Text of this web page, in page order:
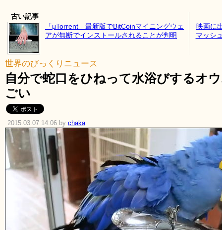
古い記事
「μTorrent」最新版でBitCoinマイニングウェ
アが無断でインストールされることが判明
映画に
マッシ
世界のびっくりニュース
自分で蛇口をひねって水浴びするオ
ごい
2015.03.07 14:06 by chaka